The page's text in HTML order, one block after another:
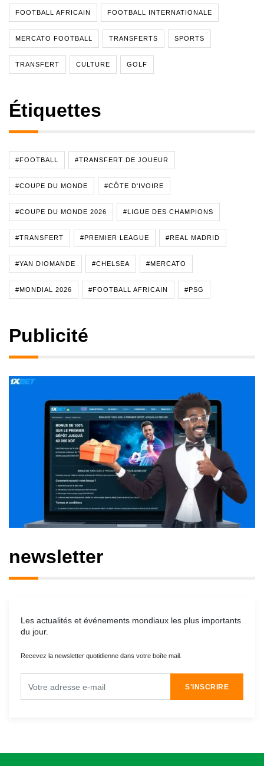
FOOTBALL AFRICAIN FOOTBALL INTERNATIONALE
MERCATO FOOTBALL TRANSFERTS SPORTS
TRANSFERT CULTURE GOLF
Étiquettes
#FOOTBALL #TRANSFERT DE JOUEUR
#COUPE DU MONDE #CÔTE D'IVOIRE
#COUPE DU MONDE 2026 #LIGUE DES CHAMPIONS
#TRANSFERT #PREMIER LEAGUE #REAL MADRID
#YAN DIOMANDE #CHELSEA #MERCATO
#MONDIAL 2026 #FOOTBALL AFRICAIN #PSG
Publicité
newsletter
Les actualités et événements mondiaux les plus importants
du jour.
Recevez la newsletter quotidienne dans votre boîte mail.
S'INSCRIRE